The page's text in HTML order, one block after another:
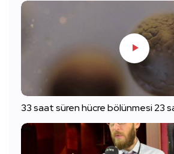
33 saat süren hücre bölünmesi 23